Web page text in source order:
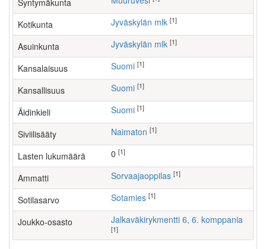
Syntymäkunta
Kotikunta Jyväskylän mlk [1]
Asuinkunta Jyväskylän mlk [1]
Kansalaisuus Suomi [1]
Kansallisuus Suomi [1]
Äidinkieli Suomi [1]
Siviilisääty Naimaton [1]
Lasten lukumäärä [1]
Ammatti sorvaajaoppilas [1]
Sotilasarvo Sotamies [1]
Joukko-osasto Jalkaväkirykmentti 6, 6. komppania
[1]